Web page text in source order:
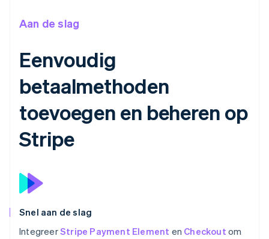
Aan de slag
Eenvoudig
betaalmethoden
toevoegen en beheren op
Stripe
Snel aan de slag
IntegreerStripe Payment Element en Checkout om